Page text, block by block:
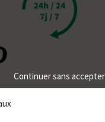
Continuer sans accepter